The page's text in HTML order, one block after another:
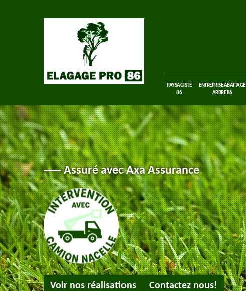
PAYSAGISTE
86
ENTREPRISE ABATTAGE
ARBRE 86
Assuré avec Axa Assurance
Voir nos réalisations Contactez nous!